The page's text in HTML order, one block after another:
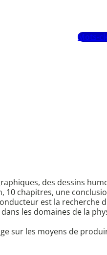
Mots-
des dessins
chapitres, une
est la recherche
les domaines de la
sur les moyens de